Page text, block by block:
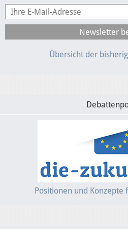
Übersicht der
Positionen und Konzepte